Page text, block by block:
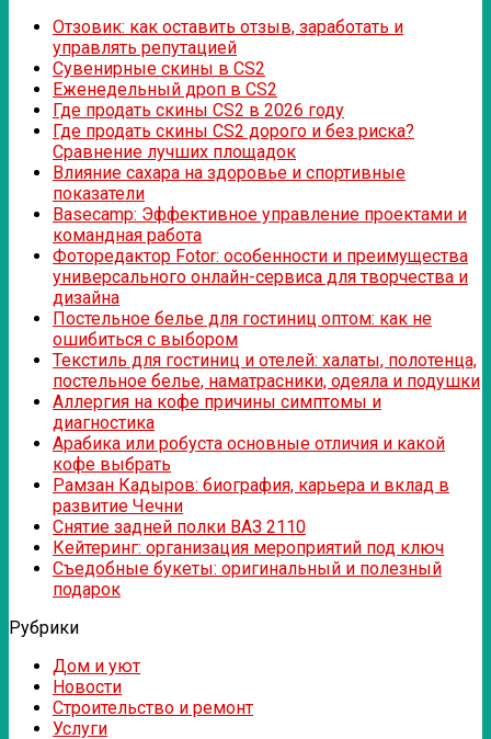
Отзовик: как оставить отзыв, заработать и
управлять репутацией
Сувенирные скины в CS2
Еженедельный дроп в CS2
Где продать скины CS2 в 2026 году
Где продать скины CS2 дорого и без риска?
Сравнение лучших площадок
Влияние сахара на здоровье и спортивные
показатели
Basecamp: Эффективное управление проектами и
командная работа
Фоторедактор Fotor: особенности и преимущества
универсального онлайн-сервиса для творчества и
дизайна
Постельное белье для гостиниц оптом: как не
ошибиться с выбором
Текстиль для гостиниц и отелей: халаты, полотенца,
постельное белье, наматрасники, одеяла и подушки
Аллергия на кофе причины симптомы и
диагностика
Арабика или робуста основные отличия и какой
кофе выбрать
Рамзан Кадыров: биография, карьера и вклад в
развитие Чечни
Снятие задней полки ВАЗ 2110
Кейтеринг: организация мероприятий под ключ
Съедобные букеты: оригинальный и полезный
подарок
Рубрики
Дом и уют
Новости
Строительство и ремонт
Услуги